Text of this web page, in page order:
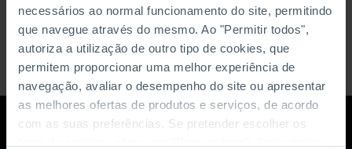
necessários ao normal funcionamento do site, permitindo
que navegue através do mesmo. Ao "Permitir todos",
autoriza a utilização de outro tipo de cookies, que
permitem proporcionar uma melhor experiência de
navegação, avaliar o desempenho do site ou apresentar
as melhores ofertas de produtos e serviços, de acordo
com as suas preferências. Se pretender escolher os